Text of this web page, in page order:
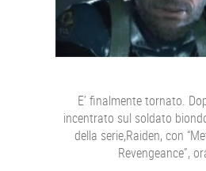
E’ finalmente tornato.
incentrato sul soldato
della serie,Raiden, con
Revengeance”,